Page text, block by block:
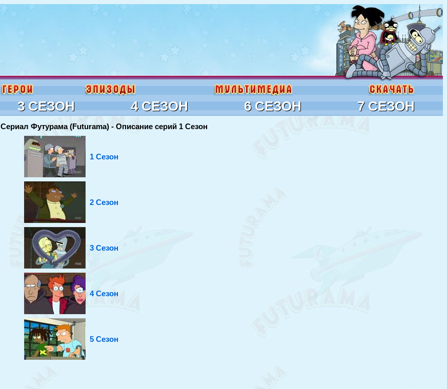
3 СЕЗОН 4 СЕЗОН 6 СЕЗОН 7 СЕЗОН
Сериал Футурама (Futurama) - Описание серий 1 Сезон
1 Сезон
2 Сезон
3 Сезон
4 Сезон
5 Сезон